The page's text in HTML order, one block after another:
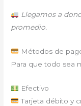
Llegamos a
promedio.
Métodos de
Para que todo sea
Efectivo
Tarjeta débito y